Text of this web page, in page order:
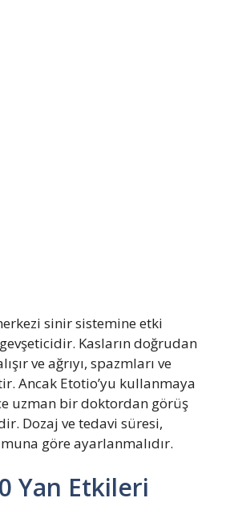
sinir sistemine etki
Kasların doğrudan
ve ağrıyı, spazmları ve
Ancak Etotio’yu kullanmaya
uzman bir doktordan görüş
Dozaj ve tedavi süresi,
göre ayarlanmalıdır.
Yan Etkileri